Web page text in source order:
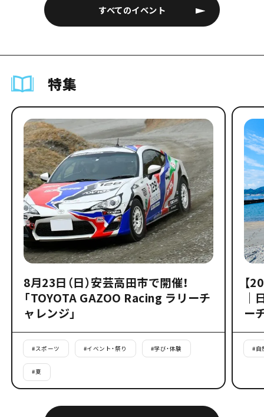
すべてのイベント
特集
8月23日（日）安芸高田市で開催！
「TOYOTA GAZOO Racing ラリーチ
ャレンジ」
#スポーツ #イベント・祭り #学び・体験
#夏
【
｜
ー
#自